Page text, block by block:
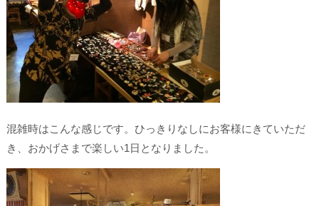
混雑時はこんな感じです。ひっきりなしにお客様にきていただ
き、おかげさまで楽しい1日となりました。